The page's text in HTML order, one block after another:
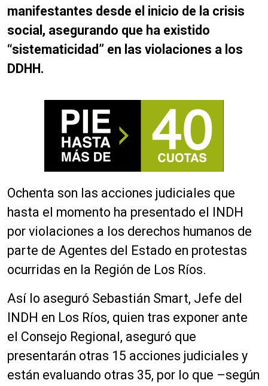
manifestantes desde el inicio de la crisis
social, asegurando que ha existido
“sistematicidad” en las violaciones a los
DDHH.
Ochenta son las acciones judiciales que
hasta el momento ha presentado el INDH
por violaciones a los derechos humanos de
parte de Agentes del Estado en protestas
ocurridas en la Región de Los Ríos.
Así lo aseguró Sebastián Smart, Jefe del
INDH en Los Ríos, quien tras exponer ante
el Consejo Regional, aseguró que
presentarán otras 15 acciones judiciales y
están evaluando otras 35, por lo que –según